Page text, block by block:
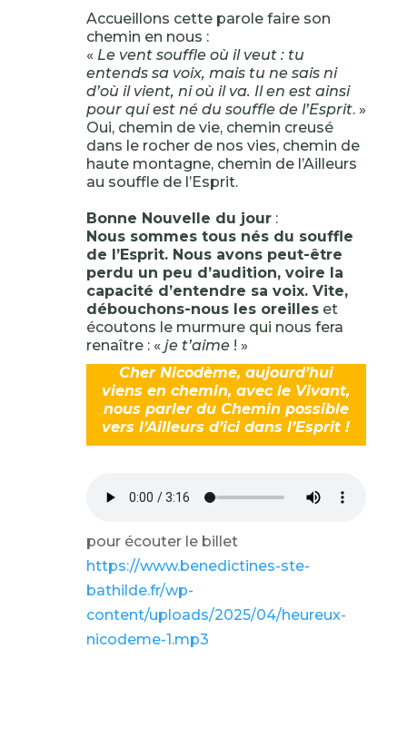
Accueillons cette parole faire son
chemin en nous :
« Le vent souffle où il veut : tu
entends sa voix, mais tu ne sais ni
d’où il vient, ni où il va. Il en est ainsi
pour qui est né du souffle de l’Esprit. »
Oui, chemin de vie, chemin creusé
dans le rocher de nos vies, chemin de
haute montagne, chemin de l’Ailleurs
au souffle de l’Esprit.
Bonne Nouvelle du jour:
Nous sommes tous nés du souffle
de l’Esprit. Nous avons peut-être
perdu un peu d’audition, voire la
capacité d’entendre sa voix. Vite,
débouchons-nous les oreilleset
écoutons le murmure qui nous fera
renaître : « je t’aime! »
Cher Nicodème, aujourd’hui
viens en chemin, avec le Vivant,
nous parler du Chemin possible
vers l’Ailleurs d’ici dans l’Esprit !
pour écouter le billet
https://www.benedictines-ste-
bathilde.fr/wp-
content/uploads/2025/04/heureux-
nicodeme-1.mp3